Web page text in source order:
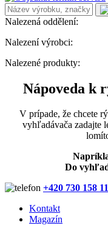
Nalezená oddělení:
Nalezení výrobci:
Nalezené produkty:
Nápoveda k
V prípade, že chcete
vyhľadávača zadajte
Do
+420 730 158
Kontakt
Magazín